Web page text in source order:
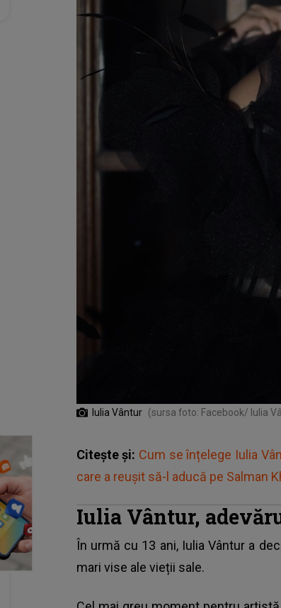
Iulia Vântur (sursa foto: Facebook/ Iulia
Citește și: Cum se înțelege Iulia
care a reușit să-l aducă pe Salman
Iulia Vântur,
În urmă cu 13 ani, Iulia Vântur a
mari vise ale vieții sale.